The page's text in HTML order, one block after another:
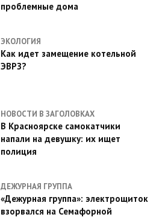
проблемные дома
ЭКОЛОГИЯ
Как идет замещение котельной
ЭВРЗ?
НОВОСТИ В ЗАГОЛОВКАХ
В Красноярске самокатчики
напали на девушку: их ищет
полиция
ДЕЖУРНАЯ ГРУППА
«Дежурная группа»: электрощиток
взорвался на Семафорной